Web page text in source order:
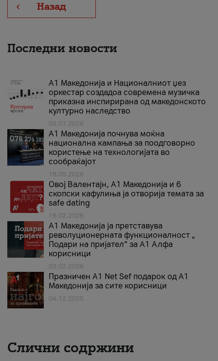
Назад
Последни новости
А1 Македонија и Националниот џез
оркестар создадоа современа музичка
приказна инспирирана од македонското
културно наследство
03.07.2026
A1 Македонија почнува моќна
национална кампања за поодговорно
користење на технологијата во
сообраќајот
18.05.2026
Овој Валентајн, A1 Македонија и 6
скопски кафулиња ја отворија темата за
safe dating
16.02.2026
А1 Македонија ја претставува
револуционерната функционалност „
Подари на пријател“ за А1 Алфа
корисници
02.02.2026
Празничен A1 Net Sеf подарок од А1
Македонија за сите корисници
04.12.2025
Слични содржини